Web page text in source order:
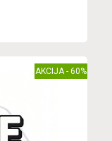
AKCIJA - 60%